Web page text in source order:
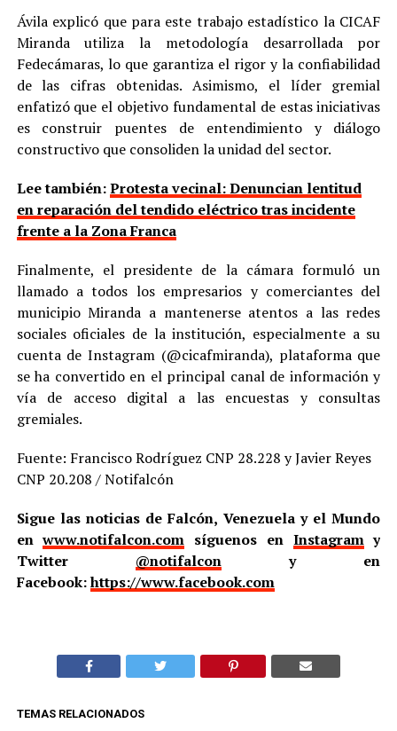
Ávila explicó que para este trabajo estadístico la CICAF
Miranda utiliza la metodología desarrollada por
Fedecámaras, lo que garantiza el rigor y la confiabilidad
de las cifras obtenidas. Asimismo, el líder gremial
enfatizó que el objetivo fundamental de estas iniciativas
es construir puentes de entendimiento y diálogo
constructivo que consoliden la unidad del sector.
Lee también:Protesta vecinal: Denuncian lentitud
en reparación del tendido eléctrico tras incidente
frente a la Zona Franca
Finalmente, el presidente de la cámara formuló un
llamado a todos los empresarios y comerciantes del
municipio Miranda a mantenerse atentos a las redes
sociales oficiales de la institución, especialmente a su
cuenta de Instagram (@cicafmiranda), plataforma que
se ha convertido en el principal canal de información y
vía de acceso digital a las encuestas y consultas
gremiales.
Fuente: Francisco Rodríguez CNP 28.228 y Javier Reyes
CNP 20.208 / Notifalcón
Sigue las noticias de Falcón, Venezuela y el Mundo
enwww.notifalcon.com síguenos en Instagramy
Twitter @notifalcony en
Facebook:https://www.facebook.com
TEMAS RELACIONADOS